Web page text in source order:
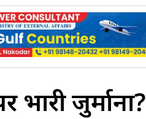
भारी जुर्माना?